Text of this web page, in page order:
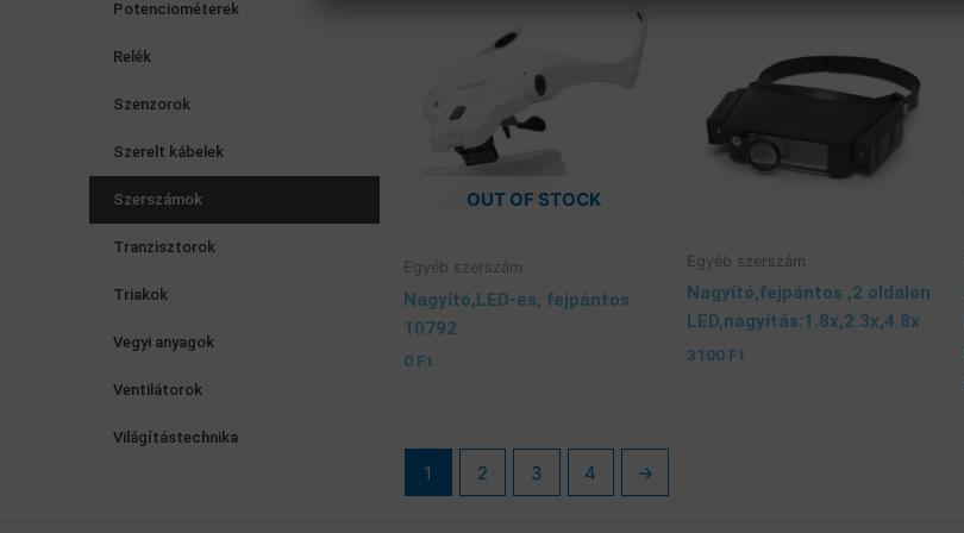
Potenciométerek
Relék
Szenzorok
Szerelt kábelek
Szerszámok
Tranzisztorok
Triakok
Vegyi anyagok
Ventilátorok
Világítástechnika
OUT OF STOCK
Egyéb szerszám
Nagyító,LED-es, fejpántos
10792
0 Ft
Egyéb szerszám
Nagyító,fejpántos ,2 oldalon
LED,nagyítás:1.8x,2.3x,4.8x
3100 Ft
1 2 3 4 →